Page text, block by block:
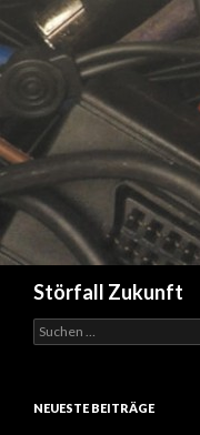
Störfall Zukunft
Suchen
nach:
NEUESTE BEITRÄGE